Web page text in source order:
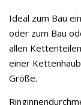
Ideal zum Bau
oder zum Bau
allen
einer
Größe.